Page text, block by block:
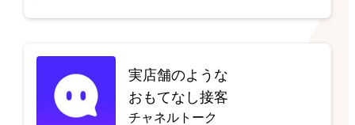
実店舗のような
おもてなし接客
チャネルトーク